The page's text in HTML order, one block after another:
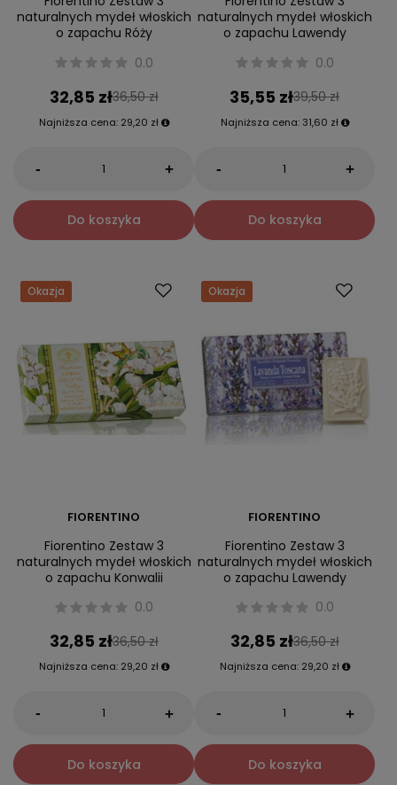
naturalnych mydeł włoskich
o zapachu Róży
0.0
32,85 zł36,50 zł
Najniższa cena: 29,20 zł
- +
Do koszyka
naturalnych mydeł włoskich
o zapachu Lawendy
0.0
35,55 zł39,50 zł
Najniższa cena: 31,60 zł
- +
Do koszyka
Okazja
FIORENTINO
Fiorentino Zestaw 3
naturalnych mydeł włoskich
o zapachu Konwalii
0.0
32,85 zł36,50 zł
Najniższa cena: 29,20 zł
- +
Do koszyka
Okazja
FIORENTINO
Fiorentino Zestaw 3
naturalnych mydeł włoskich
o zapachu Lawendy
0.0
32,85 zł36,50 zł
Najniższa cena: 29,20 zł
- +
Do koszyka